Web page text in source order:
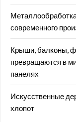
современного
Крыши, балконы,
превращаются в
панелях
Искусственные
хлопот